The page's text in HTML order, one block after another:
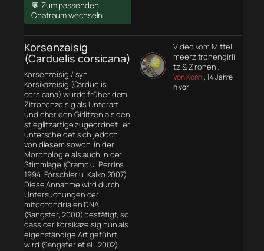
💬 Zum passenden
Chatraum wechseln
Korsenzeisig
(Carduelis corsicana)
Korsenzeisig / syn.
Korsikazeisig (Carduelis
corsicana) wurde früher dem
Zitronenzeisig als Unterart
und eher den Girlitzen als den
stieglitzartige zugeordnet. er
unterscheidet sich jedoch
von diesem sowohl in der
Morphologie als auch in der
Stimmlage (Cramp u. Perrins
1994, Förschler u. Kalko 2007).
Diese Annahme wird durch
Untersuchungen der
mitochondrialen DNA
(Sangster, 2000) bestätigt, so
dass der Korsikazeisig nun als
eigenständige Art geführt
wird (Sangster et al., 2002).
Video vom Mittel
meerzitronengirli
tz & Zironen…
Von Konni, 14 Jahre
n vor